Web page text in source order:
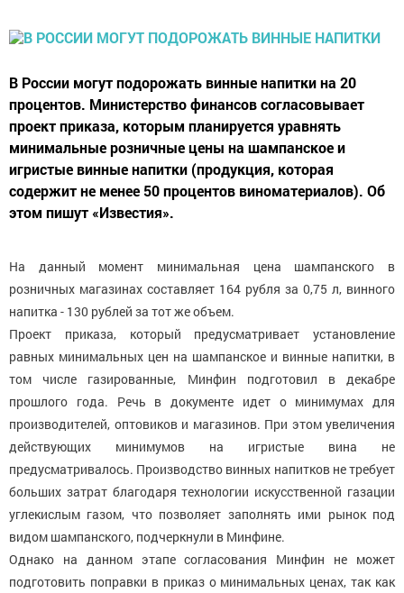
В России могут подорожать винные напитки на 20
процентов. Министерство финансов согласовывает
проект приказа, которым планируется уравнять
минимальные розничные цены на шампанское и
игристые винные напитки (продукция, которая
содержит не менее 50 процентов виноматериалов). Об
этом пишут «Известия».
На данный момент минимальная цена шампанского в
розничных магазинах составляет 164 рубля за 0,75 л, винного
напитка - 130 рублей за тот же объем.
Проект приказа, который предусматривает установление
равных минимальных цен на шампанское и винные напитки, в
том числе газированные, Минфин подготовил в декабре
прошлого года. Речь в документе идет о минимумах для
производителей, оптовиков и магазинов. При этом увеличения
действующих минимумов на игристые вина не
предусматривалось. Производство винных напитков не требует
больших затрат благодаря технологии искусственной газации
углекислым газом, что позволяет заполнять ими рынок под
видом шампанского, подчеркнули в Минфине.
Однако на данном этапе согласования Минфин не может
подготовить поправки в приказ о минимальных ценах, так как